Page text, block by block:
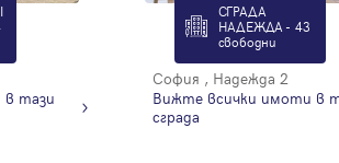
тази
СГРАДА
НАДЕЖДА - 43
свободни
София , Надежда 2
Вижте всички имоти в
сграда